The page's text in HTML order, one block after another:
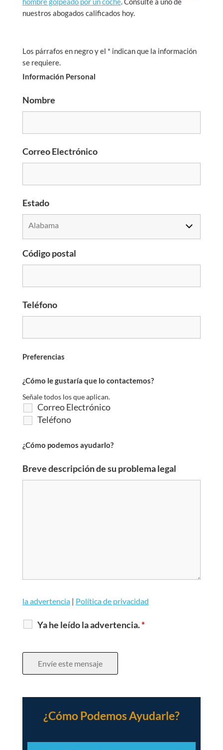
nuestros abogados calificados hoy.
Los párrafos en negro y el * indican que la información
se requiere.
Información Personal
Nombre
Correo Electrónico
Estado
Código postal
Teléfono
Preferencias
¿Cómo le gustaría que lo contactemos?
Correo Electrónico
Teléfono
Señale todos los que aplican.
¿Cómo podemos ayudarlo?
Breve descripción de su problema legal
la advertencia| Política de privacidad
Ya he leído la advertencia.*
¿Cómo Podemos Ayudarle?